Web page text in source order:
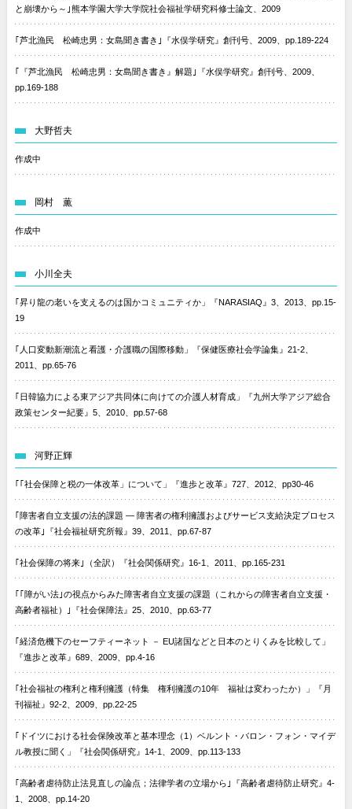
と崩壊から～｣熊本学園大学大学院社会福祉学研究科修士論文、2009
｢芦北漁民 松崎忠男：女島聞き書き｣『水俣学研究』創刊号、2009、pp.189-224
｢『芦北漁民 松崎忠男：女島聞き書き』解題｣『水俣学研究』創刊号、2009、
pp.169-188
大野哲夫
作成中
岡村 薫
作成中
小川全夫
｢昇り龍の老いを支えるのは国かコミュニティか」『NARASIAQ』3、2013、pp.15-
19
｢人口変動新潮流と看護・介護職の国際移動」『保健医療社会学論集』21-2、
2011、pp.65-76
｢日韓協力による東アジア共同体に向けての介護人材育成」『九州大学アジア総合
政策センター紀要』5、2010、pp.57-68
河野正輝
｢｢社会保障と税の一体改革」について」『進歩と改革』727、2012、pp30-46
｢障害者自立支援の法的課題 — 障害者の権利擁護およびサービス支給決定プロセス
の改革｣『社会福祉研究所報』39、2011、pp.67-87
｢社会保障の将来｣（全訳）『社会関係研究』16-1、2011、pp.165-231
｢｢障がい法｣の視点からみた障害者自立支援の課題（これからの障害者自立支援・
高齢者福祉）｣『社会保障法』25、2010、pp.63-77
｢経済危機下のセーフティーネット － EU諸国などと日本のとりくみを比較して」
『進歩と改革』689、2009、pp.4-16
｢社会福祉の権利と権利擁護（特集 権利擁護の10年 福祉は変わったか）」『月
刊福祉』92-2、2009、pp.22-25
｢ドイツにおける社会保険改革と基本理念（1）ベルント・バロン・フォン・マイデ
ル教授に聞く」『社会関係研究』14-1、2009、pp.113-133
｢高齢者虐待防止法見直しの論点；法律学者の立場から｣『高齢者虐待防止研究』4-
1、2008、pp.14-20